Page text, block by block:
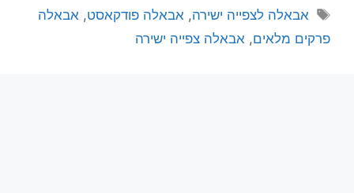
אבאלה לצפייה ישירה, אבאלה פודקאסט, אבאלה
פרקים מלאים, אבאלה צפייה ישירה